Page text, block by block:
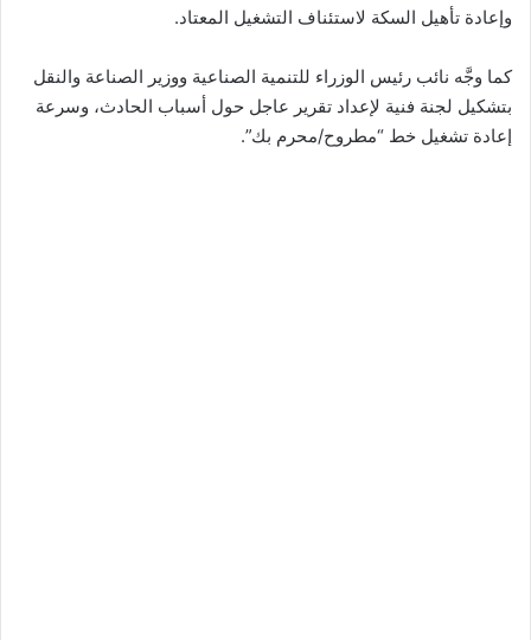
وإعادة تأهيل السكة لاستئناف التشغيل المعتاد.
كما وجَّه نائب رئيس الوزراء للتنمية الصناعية ووزير الصناعة والنقل
بتشكيل لجنة فنية لإعداد تقرير عاجل حول أسباب الحادث، وسرعة
إعادة تشغيل خط “مطروح/محرم بك”.